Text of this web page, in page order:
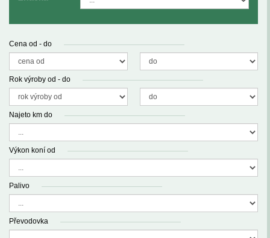
Cena od - do
Rok výroby od - do
Najeto km do
Výkon koní od
Palivo
Převodovka